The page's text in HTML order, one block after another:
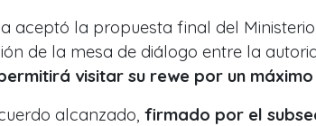
aceptó la propuesta final del
de la mesa de diálogo entre la
visitar su rewe por un
alcanzado, firmado por el